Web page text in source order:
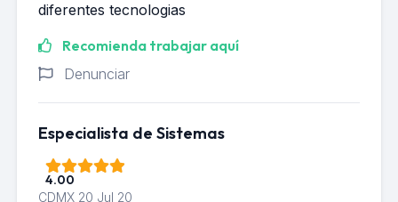
diferentes tecnologias
Recomienda trabajar aquí
Denunciar
Especialista de Sistemas
4.00
CDMX 20 Jul 20